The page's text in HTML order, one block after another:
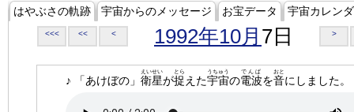
はやぶさの軌跡 宇宙からのメッセージ お宝データ 宇宙カレン
<<< << < 1992年10月 7日 >
♪ 「あけぼの」 衛星
えいせい
が捉
とら
えた宇宙
うちゅう
の電波
でんぱ
を音
おと
にしました。